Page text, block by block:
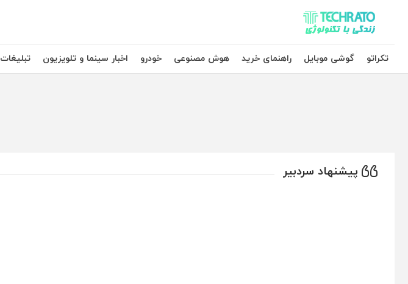
تکراتو – زندگی با تکنولوژی
تکراتو
گوشی موبایل راهنمای خرید هوش مصنوعی خودرو اخبار سینما و تلویزیون تبلیغات
پیشنهاد سردبیر